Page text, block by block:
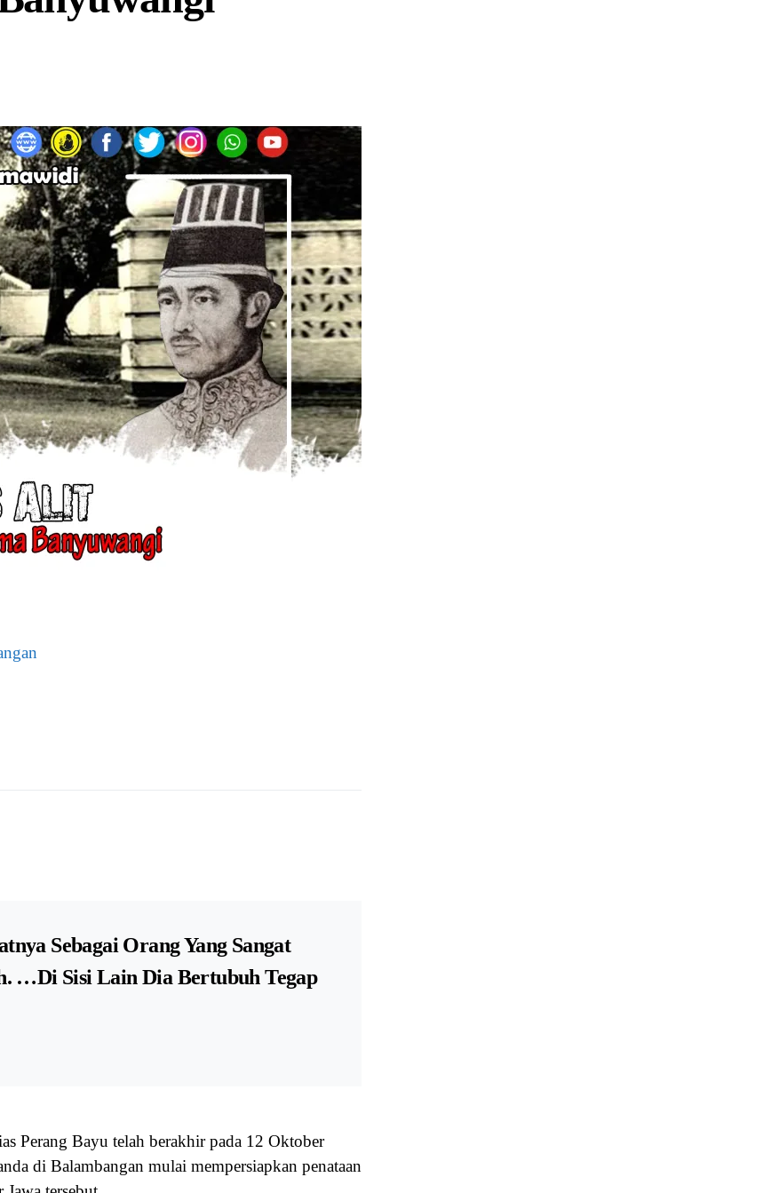
Sebagai Orang Yang Sangat
…di Sisi Lain Dia Bertubuh Tegap
Perang Bayu telah berakhir pada 12 Oktober
di Balambangan mulai mempersiapkan penataan